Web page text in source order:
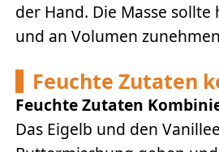
der Hand. Die Masse
und an Volumen
Feuchte Zutaten
Feuchte Zutaten
Das Eigelb und den